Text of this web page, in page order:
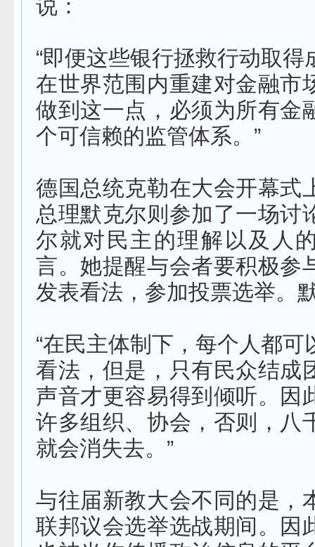
说：
“即便这些银行拯救行动取得
在世界范围内重建对金融市
做到这一点，必须为所有金
个可信赖的监管体系。”
德国总统克勒在大会开幕式
总理默克尔则参加了一场讨
尔就对民主的理解以及人
言。她提醒与会者要积极参
发表看法，参加投票选举。
“在民主体制下，每个人都可
看法，但是，只有民众结成
声音才更容易得到倾听。因
许多组织、协会，否则，八
就会消失去。”
与往届新教大会不同的是，
联邦议会选举选战期间。因